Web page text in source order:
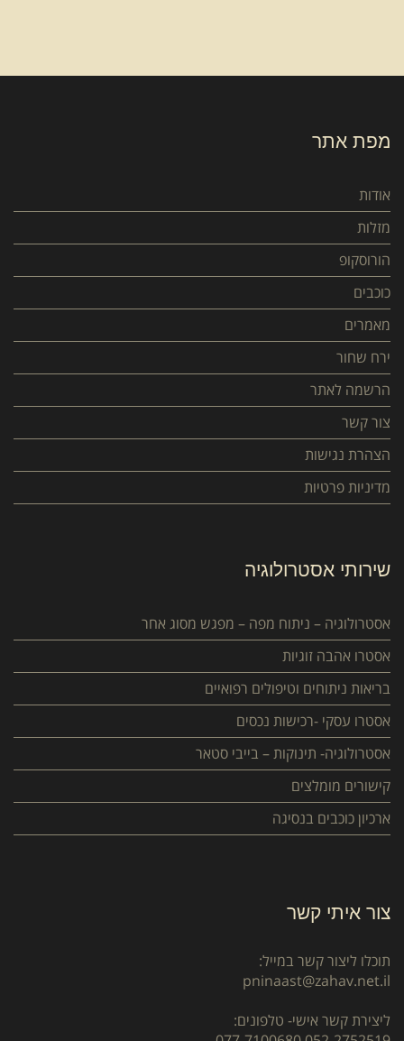
מפת אתר
אודות
מזלות
הורוסקופ
כוכבים
מאמרים
ירח שחור
הרשמה לאתר
צור קשר
הצהרת נגישות
מדיניות פרטיות
שירותי אסטרולוגיה
אסטרולוגיה – ניתוח מפה – מפגש מסוג אחר
אסטרו אהבה זוגיות
בריאות ניתוחים וטיפולים רפואיים
אסטרו עסקי -רכישות נכסים
אסטרולוגיה- תינוקות – בייבי סטאר
קישורים מומלצים
ארכיון כוכבים בנסיגה
צור איתי קשר
תוכלו ליצור קשר במייל:
pninaast@zahav.net.il
ליצירת קשר אישי- טלפונים: